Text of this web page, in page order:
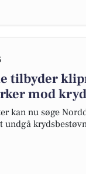
tilbyder
mod
kan nu søge
undgå